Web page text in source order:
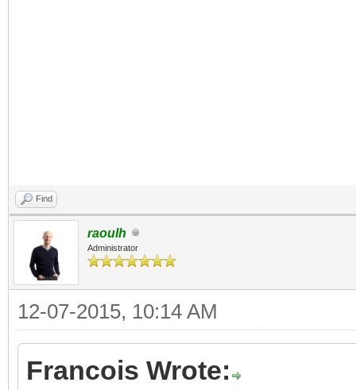
Find
raoulh
Administrator
12-07-2015, 10:14 AM
Francois Wrote: